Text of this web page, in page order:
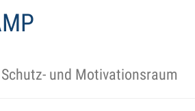
und Motivationsraum